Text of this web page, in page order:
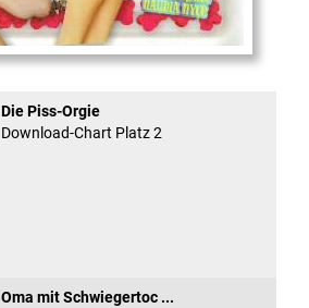
Die Piss-Orgie
Download-Chart Platz 2
Oma mit Schwiegertoc ...